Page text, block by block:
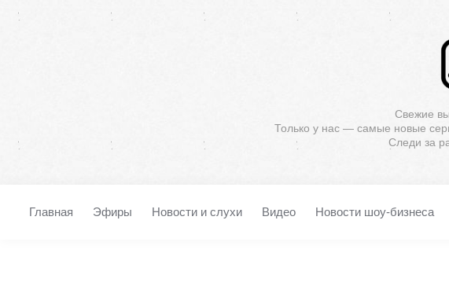
Свежие
Только у нас — самые новые
Следи за
Главная Эфиры Новости и слухи Видео Новости шоу-бизнеса